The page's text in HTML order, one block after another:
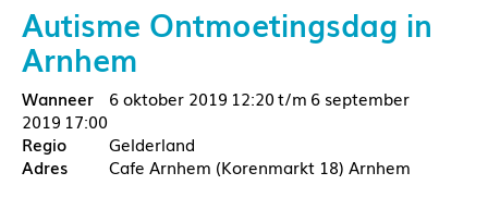
Autisme Ontmoetingsdag in
Arnhem
6 oktober 2019 12:20
6 september
2019 17:00
Gelderland
Cafe Arnhem (Korenmarkt 18) Arnhem